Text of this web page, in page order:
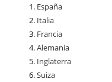
España
Italia
Francia
Alemania
Inglaterra
Suiza